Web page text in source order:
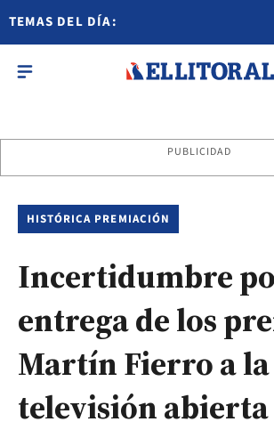
TEMAS DEL DÍA:
PUBLICIDAD
HISTÓRICA PREMIACIÓN
Incertidumbre
entrega de los
Martín Fierro a la
televisión abierta